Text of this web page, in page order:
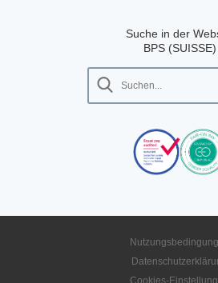
Suche in der
BPS (SUISSE)
Cookies-